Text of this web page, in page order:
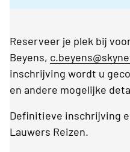
Reserveer je plek bij
Beyens,
inschrijving wordt u
en andere mogelijke
Definitieve inschrijving
Lauwers Reizen.